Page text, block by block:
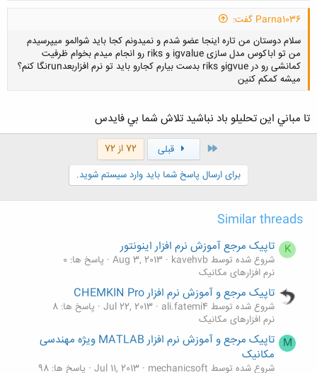
Parna1036 گفت:
سلام دوستان من تاره اینجا عضو شدم و نمیدونم کجا باید شوالمو میپرسیدم
من تو اباکوس مدل سازی igvalue و riks رو انجام میدم بخوام ظرفیت
کمانشی رو در igvueو riks بدست بیارم کجارو باید تو نرم افزاربعدrunنگا کنم؟
میشه کمکم کنین
کلیک کنید تا باز شود...
تا مباني اين تحليلو باد نباشيد تلاش شما بي فايدس
اول قبلی
72 از 72
برای ارسال پاسخ شما باید وارد سیستم شوید.
Similar threads
K تاپیک مرجع آموزش نرم افزار اینونتور
شروع شده توسط kavehvb Aug 3, 2013 پاسخ ها: 0
نرم افزارهای مکانیک
تاپیک مرجع و آموزش نرم افزار CHEMKIN Pro
شروع شده توسط ali.fatemi4 Jul 22, 2013 پاسخ ها: 8
نرم افزارهای مکانیک
M
تاپیک مرجع و آموزش نرم افزار MATLAB ویژه مهندسی
مکانیک
شروع شده توسط mechanicsoft Jul 11, 2013 پاسخ ها: 98